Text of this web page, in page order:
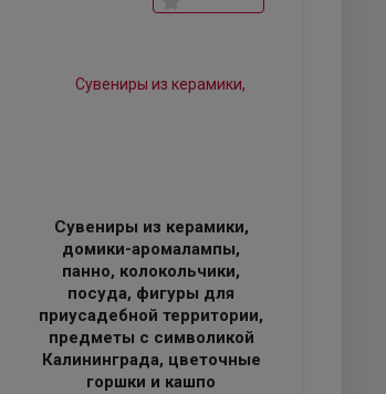
Сувениры из керамики,
домики-аромалампы,
панно, колокольчики,
посуда, фигуры для
приусадебной территории,
предметы с символикой
Калининграда, цветочные
горшки и кашпо